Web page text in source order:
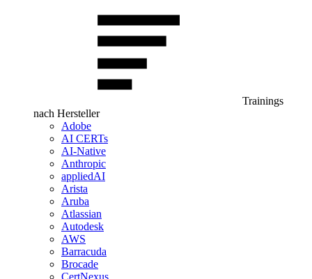
Trainings
nach Hersteller
Adobe
AI CERTs
AI-Native
Anthropic
appliedAI
Arista
Aruba
Atlassian
Autodesk
AWS
Barracuda
Brocade
CertNexus